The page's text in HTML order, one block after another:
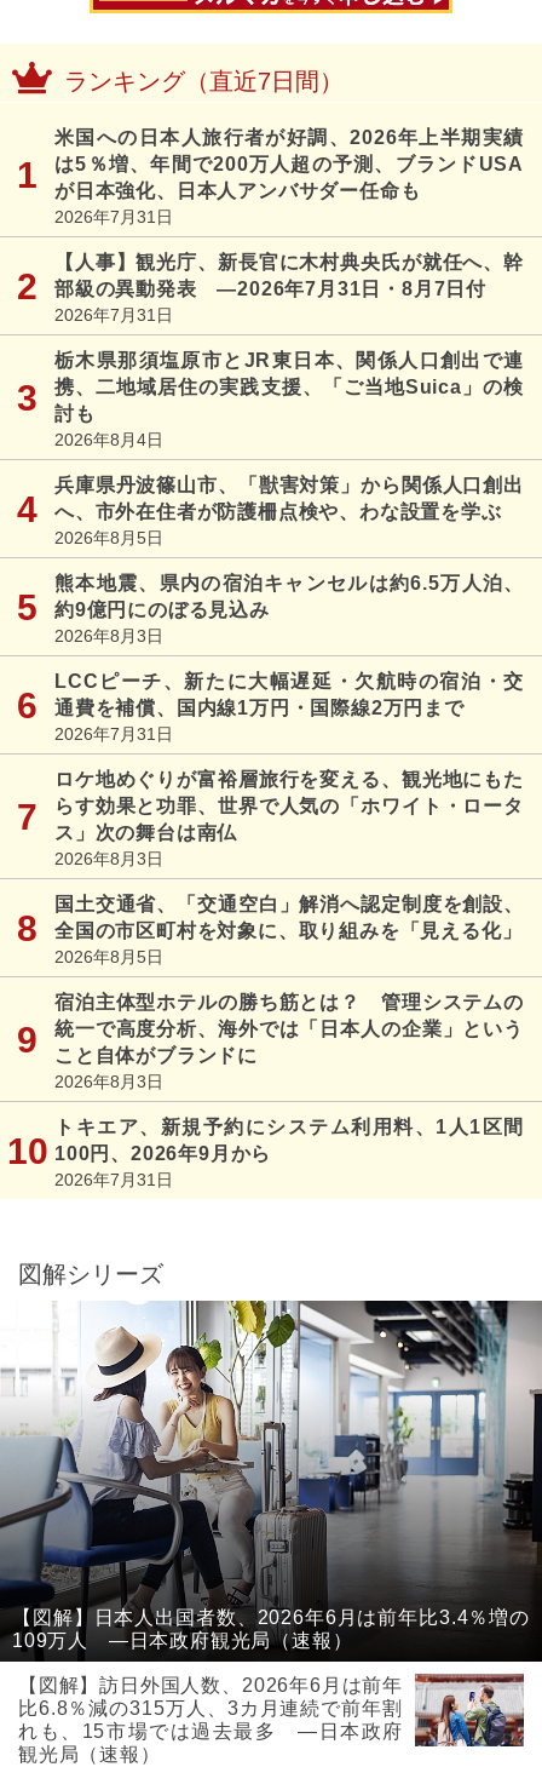
ランキング（直近7日間）
米国への日本人旅行者が好調、2026年上半期実績
は5％増、年間で200万人超の予測、ブランドUSA
が日本強化、日本人アンバサダー任命も
2026年7月31日
【人事】観光庁、新長官に木村典央氏が就任へ、幹
部級の異動発表 ―2026年7月31日・8月7日付
2026年7月31日
栃木県那須塩原市とJR東日本、関係人口創出で連
携、二地域居住の実践支援、「ご当地Suica」の検
討も
2026年8月4日
兵庫県丹波篠山市、「獣害対策」から関係人口創出
へ、市外在住者が防護柵点検や、わな設置を学ぶ
2026年8月5日
熊本地震、県内の宿泊キャンセルは約6.5万人泊、
約9億円にのぼる見込み
2026年8月3日
LCCピーチ、新たに大幅遅延・欠航時の宿泊・交
通費を補償、国内線1万円・国際線2万円まで
2026年7月31日
ロケ地めぐりが富裕層旅行を変える、観光地にもた
らす効果と功罪、世界で人気の「ホワイト・ロータ
ス」次の舞台は南仏
2026年8月3日
国土交通省、「交通空白」解消へ認定制度を創設、
全国の市区町村を対象に、取り組みを「見える化」
2026年8月5日
宿泊主体型ホテルの勝ち筋とは？ 管理システムの
統一で高度分析、海外では「日本人の企業」という
こと自体がブランドに
2026年8月3日
トキエア、新規予約にシステム利用料、1人1区間
100円、2026年9月から
2026年7月31日
図解シリーズ
【図解】日本人出国者数、2026年6月は前年比3.4％増の
109万人 ―日本政府観光局（速報）
【図解】訪日外国人数、2026年6月は前年
比6.8％減の315万人、3カ月連続で前年割
れも、15市場では過去最多 ―日本政府
観光局（速報）